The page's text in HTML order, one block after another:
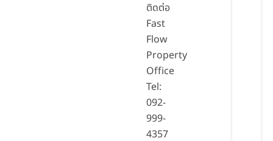
ติดต่อ
Fast
Flow
Property
Office
Tel:
092-
999-
4357